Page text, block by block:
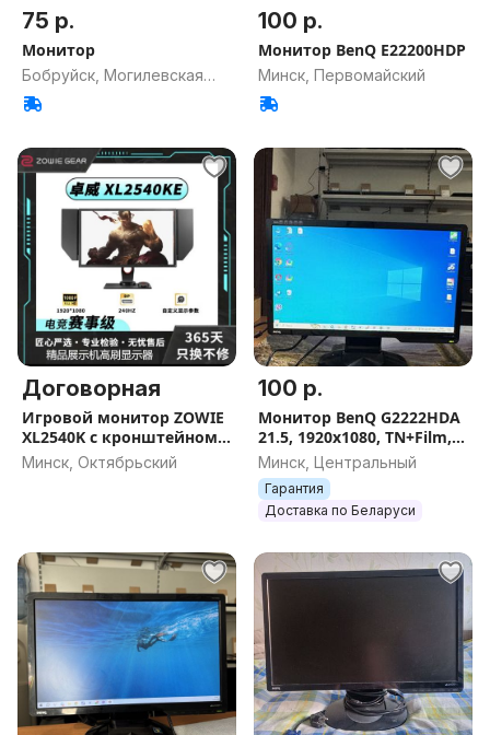
75 р.
Монитор
Бобруйск, Могилевская
обл.
100 р.
Монитор BenQ E22200HDP
Минск, Первомайский
Договорная
Игровой монитор ZOWIE
XL2540K с кронштейном-
рукаво
Минск, Октябрьский
100 р.
Монитор BenQ G2222HDA
21.5, 1920x1080, TN+Film,
VGA
Минск, Центральный
Гарантия
Доставка по Беларуси